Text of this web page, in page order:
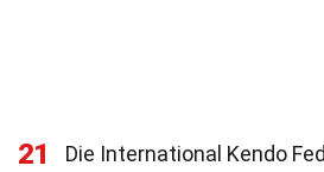
21
Die International Kendo